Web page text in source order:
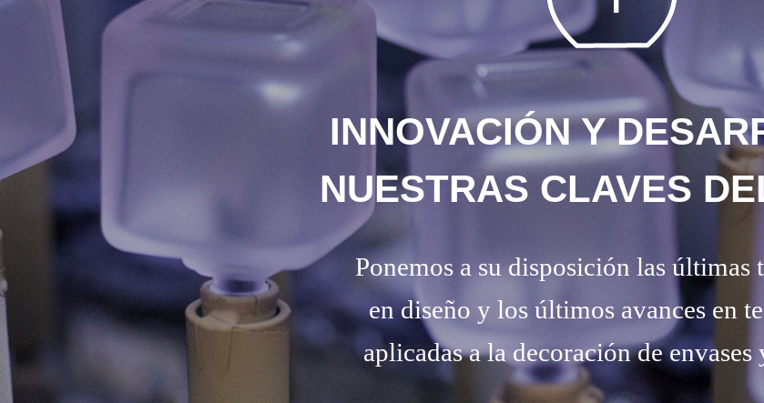
INNOVACIÓN Y
NUESTRAS CLAVES
Ponemos a su disposición las últimas
en diseño y los últimos avances en
aplicadas a la decoración de envases